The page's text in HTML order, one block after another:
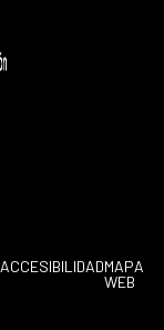
ACCESIBILIDADMAPA
WEB